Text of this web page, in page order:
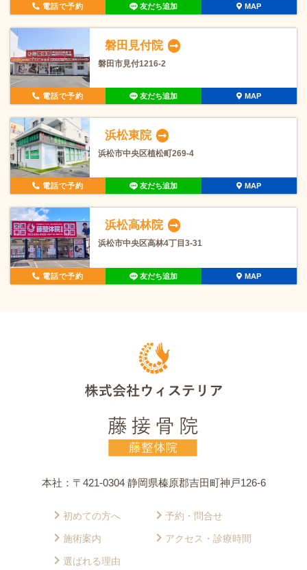
電話で予約 友だち追加 MAP
磐田見付院
磐田市見付1216-2
電話で予約 友だち追加 MAP
浜松東院
浜松市中央区植松町269-4
電話で予約 友だち追加 MAP
浜松高林院
浜松市中央区高林4丁目3-31
電話で予約 友だち追加 MAP
本社：〒421-0304 静岡県榛原郡吉田町神戸126-6
初めての方へ
施術案内
選ばれる理由
予約・問合せ
アクセス・診療時間